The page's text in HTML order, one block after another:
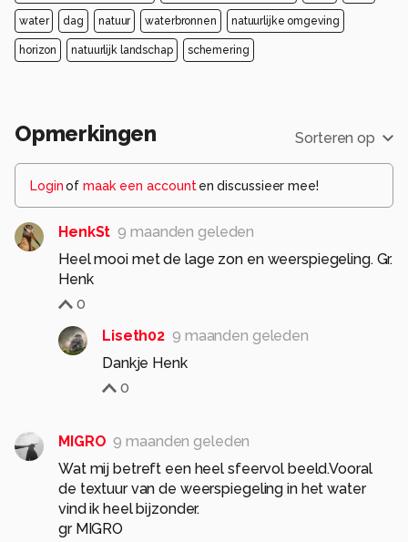
water dag natuur waterbronnen natuurlijke omgeving
horizon natuurlijk landschap schemering
Opmerkingen Sorteren op
Loginof maak een account en discussieer mee!
HenkSt 9 maanden geleden
Heel mooi met de lage zon en weerspiegeling. Gr.
Henk
0
Liseth02 9 maanden geleden
Dankje Henk
0
MIGRO 9 maanden geleden
Wat mij betreft een heel sfeervol beeld.Vooral
de textuur van de weerspiegeling in het water
vind ik heel bijzonder.
gr MIGRO